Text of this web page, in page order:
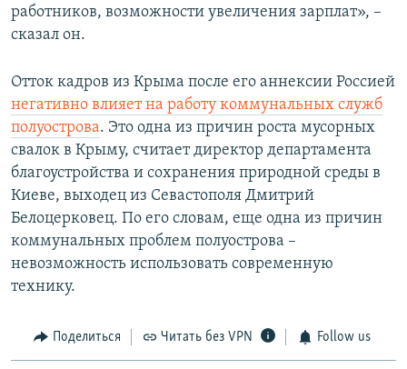
работников, возможности увеличения зарплат», –
сказал он.
Отток кадров из Крыма после его аннексии Россией
негативно влияет на работу коммунальных служб
полуострова. Это одна из причин роста мусорных
свалок в Крыму, считает директор департамента
благоустройства и сохранения природной среды в
Киеве, выходец из Севастополя Дмитрий
Белоцерковец. По его словам, еще одна из причин
коммунальных проблем полуострова –
невозможность использовать современную
технику.
Поделиться Читать без VPN Follow us